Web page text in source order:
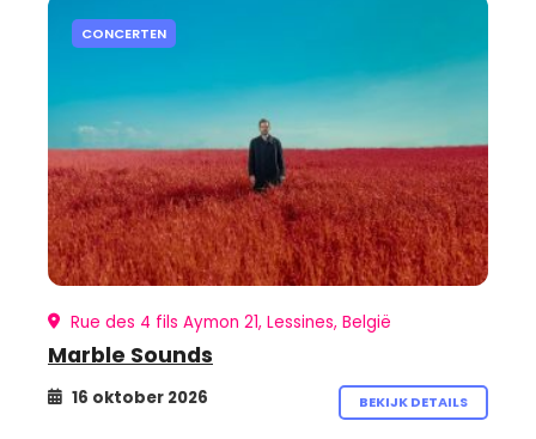
CONCERTEN
Rue des 4 fils Aymon 21, Lessines, België
Marble Sounds
16 oktober 2026 BEKIJK DETAILS